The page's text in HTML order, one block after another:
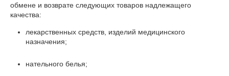
обмене и возврате следующих товаров надлежащего
качества:
лекарственных средств, изделий медицинского
назначения;
нательного белья;